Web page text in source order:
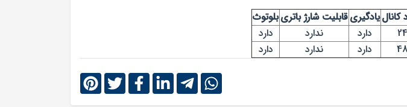
کانالیادگیریقابلیت شارژ باتریبلوتوث
24 دارد ندارد
دارد
48 دارد ندارد دارد